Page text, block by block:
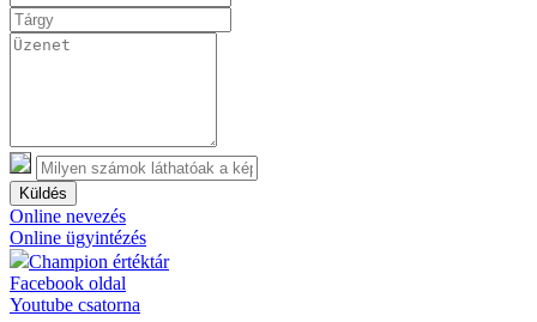
Küldés
Online nevezés
Online ügyintézés
Champion értéktár
Facebook oldal
Youtube csatorna